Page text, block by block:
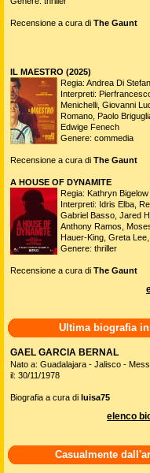
Recensione a cura di The Gaunt
IL MAESTRO (2025)
Regia: Andrea Di
Interpreti:
Menichelli, Giovanni
Romano, Paolo
Edwige Fenech
Genere: commedia
Recensione a cura di The Gaunt
A HOUSE OF DYNAMITE
Regia: Kathryn Bigelow
Interpreti: Idris Elba,
Gabriel Basso, Jared
Anthony Ramos,
Hauer-King, Greta
Genere: thriller
Recensione a cura di The Gaunt
Ultima biografia
GAEL GARCIA BERNAL
Nato a: Guadalajara - Jalisco -
il: 30/11/1978
Biografia a cura di luisa75
elenco
Casualmente